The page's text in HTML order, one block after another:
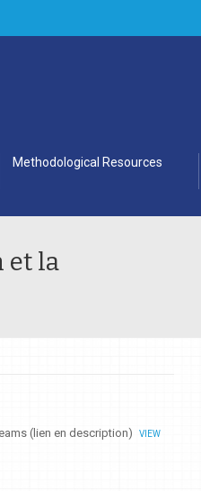
Methodological Resources
et la
(lien en description) VIEW